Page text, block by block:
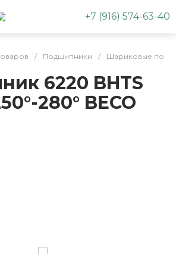
+7 (916) 574-63-40
/ Подшипники / Шариковые
6220 BHTS
280° BECO